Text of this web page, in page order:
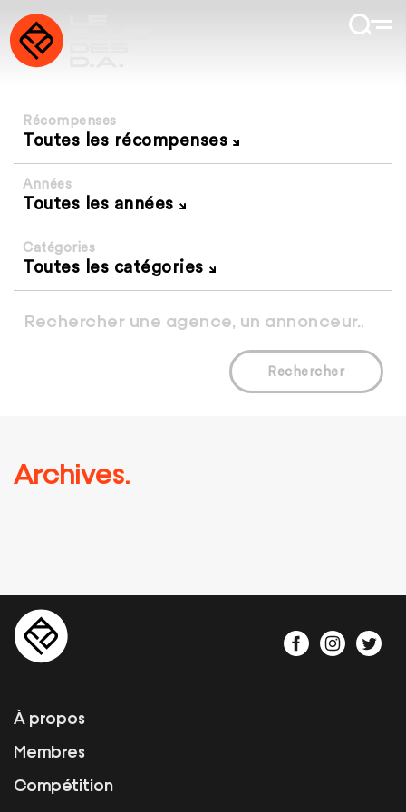
Récompenses
Toutes les récompenses
Années
Toutes les années
Catégories
Toutes les catégories
Rechercher
Archives.
À propos
Membres
Compétition